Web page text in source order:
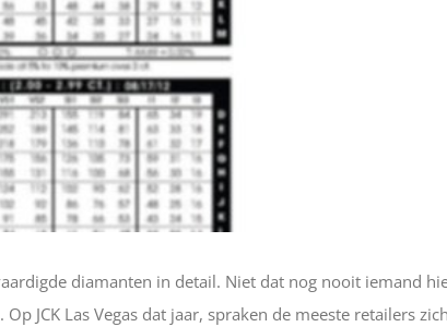
diamanten in detail. Niet dat nog nooit iemand
JCK Las Vegas dat jaar, spraken de meeste retailers